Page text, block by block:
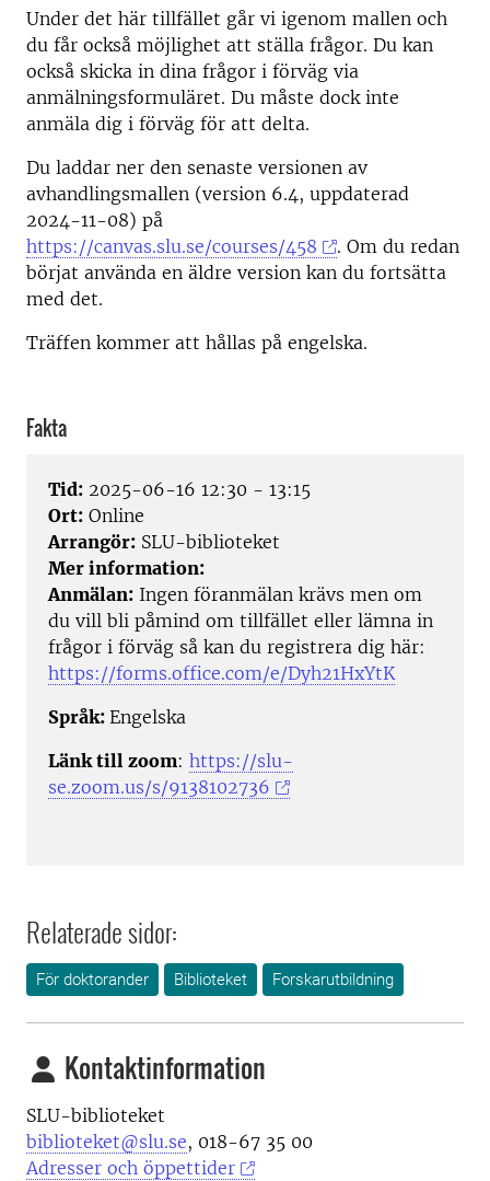
Under det här tillfället går vi igenom mallen och
du får också möjlighet att ställa frågor. Du kan
också skicka in dina frågor i förväg via
anmälningsformuläret. Du måste dock inte
anmäla dig i förväg för att delta.
Du laddar ner den senaste versionen av
avhandlingsmallen (version 6.4, uppdaterad
2024-11-08) på
https://canvas.slu.se/courses/458
. Om du redan
börjat använda en äldre version kan du fortsätta
med det.
Träffen kommer att hållas på engelska.
Fakta
Tid: 2025-06-16 12:30 - 13:15
Ort: Online
Arrangör: SLU-biblioteket
Mer information:
Anmälan: Ingen föranmälan krävs men om
du vill bli påmind om tillfället eller lämna in
frågor i förväg så kan du registrera dig här:
https://forms.office.com/e/Dyh21HxYtK
Språk: Engelska
Länk till zoom: https://slu-
se.zoom.us/s/9138102736
Relaterade sidor:
För doktorander Biblioteket Forskarutbildning
Kontaktinformation
SLU-biblioteket
biblioteket@slu.se, 018-67 35 00
Adresser och öppettider